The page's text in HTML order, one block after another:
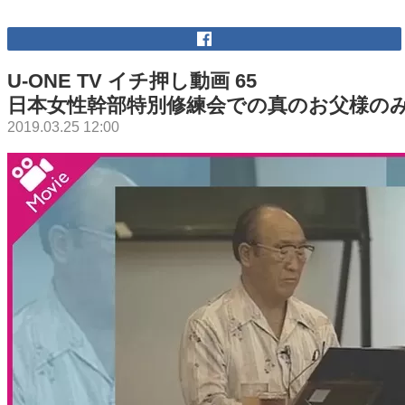
U-ONE TV イチ押し動画 65
日本女性幹部特別修練会での真のお父様の
2019.03.25 12:00